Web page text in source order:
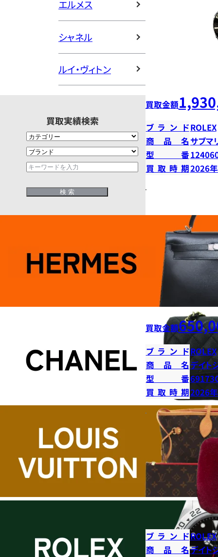
エルメス
シャネル
ルイ・ヴィトン
買取実績検索
買取金額
ブランドROLEX
商品名 サブマ
型番
買取時期2026
買取金額
ブランドROLEX
商品名デイト
型番
買取時期2026
ブランドROLEX
商品名デイト